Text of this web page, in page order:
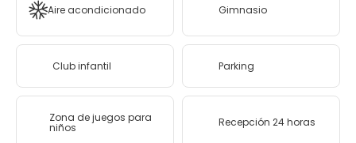
Aire acondicionado Gimnasio
Club infantil Parking
Zona de juegos para
niños Recepción 24 horas